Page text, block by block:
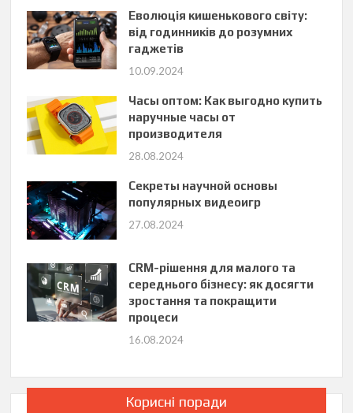
Еволюція кишенькового світу:
від годинників до розумних
гаджетів
10.09.2024
Часы оптом: Как выгодно купить
наручные часы от
производителя
28.08.2024
Секреты научной основы
популярных видеоигр
27.08.2024
CRM-рішення для малого та
середнього бізнесу: як досягти
зростання та покращити
процеси
16.08.2024
Корисні поради